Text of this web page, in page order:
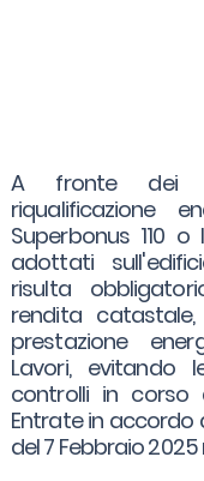
A fronte dei
riqualificazione
Superbonus 110
adottati
risulta
rendita
prestazione
Lavori, evitando
controlli in corso
Entrate in
del 7 Febbraio 2025